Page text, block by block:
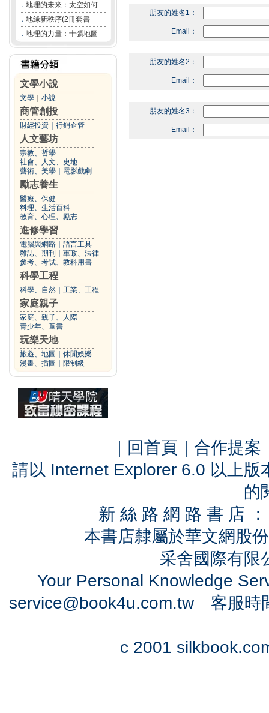
． 地理的未來：太空如何
． 地緣新秩序(2冊套書
． 地理的力量：十張地圖
文學小說
文學 小說
商管創投
財經投資 行銷企管
人文藝坊
宗教、哲學
社會、人文、史地
藝術、美學
電影戲劇
勵志養生
醫療、保健
料理、生活百科
教育、心理、勵志
進修學習
電腦與網路
語言工具
雜誌、期刊
軍政、法律
參考、考試、教科用書
科學工程
科學、自然 工業、工程
家庭親子
家庭、親子、人際
青少年、童書
玩樂天地
旅遊、地圖
休閒娛樂
漫畫、插圖
限制級
朋友的姓名1：
Email：
朋友的姓名2：
Email：
朋友的姓名3：
Email：
｜ 回首頁 ｜ 合作提案
請以 Internet Explorer 6.0 以上
的
新 絲 路 網 路 書 店
本書店隸屬於華文網股
采舍國際有
Your Personal Knowledge
service@book4u.com.tw客服時
c 2001